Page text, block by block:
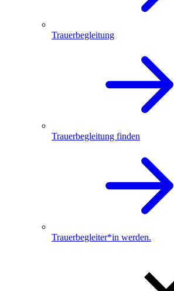
Trauerbegleitung
Trauerbegleitung finden
Trauerbegleiter*in werden.